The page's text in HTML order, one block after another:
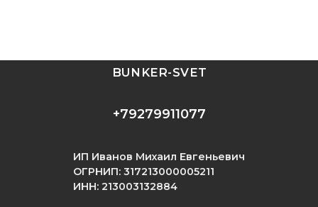
+79279911077
BUNKER-SVET
ИП Иванов Михаил Евгеньевич
ОГРНИП: 317213000005211
ИНН: 213003132884